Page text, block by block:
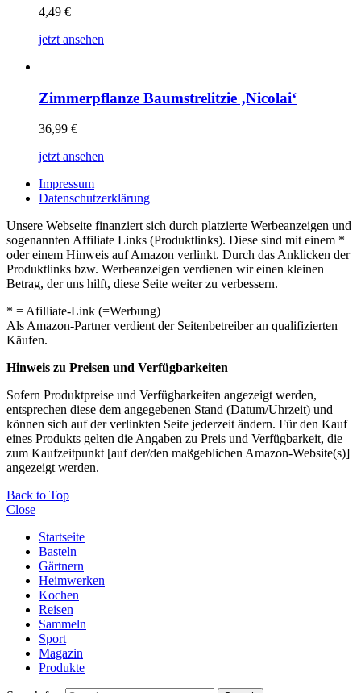
4,49 €
jetzt ansehen
Zimmerpflanze Baumstrelitzie ‚Nicolai‘
36,99 €
jetzt ansehen
Impressum
Datenschutzerklärung
Unsere Webseite finanziert sich durch platzierte Werbeanzeigen und
sogenannten Affiliate Links (Produktlinks). Diese sind mit einem *
oder einem Hinweis auf Amazon verlinkt. Durch das Anklicken der
Produktlinks bzw. Werbeanzeigen verdienen wir einen kleinen
Betrag, der uns hilft, diese Seite weiter zu verbessern.
* = Afilliate-Link (=Werbung)
Als Amazon-Partner verdient der Seitenbetreiber an qualifizierten
Käufen.
Hinweis zu Preisen und Verfügbarkeiten
Sofern Produktpreise und Verfügbarkeiten angezeigt werden,
entsprechen diese dem angegebenen Stand (Datum/Uhrzeit) und
können sich auf der verlinkten Seite jederzeit ändern. Für den Kauf
eines Produkts gelten die Angaben zu Preis und Verfügbarkeit, die
zum Kaufzeitpunkt [auf der/den maßgeblichen Amazon-Website(s)]
angezeigt werden.
Back to Top
Close
Startseite
Basteln
Gärtnern
Heimwerken
Kochen
Reisen
Sammeln
Sport
Magazin
Produkte